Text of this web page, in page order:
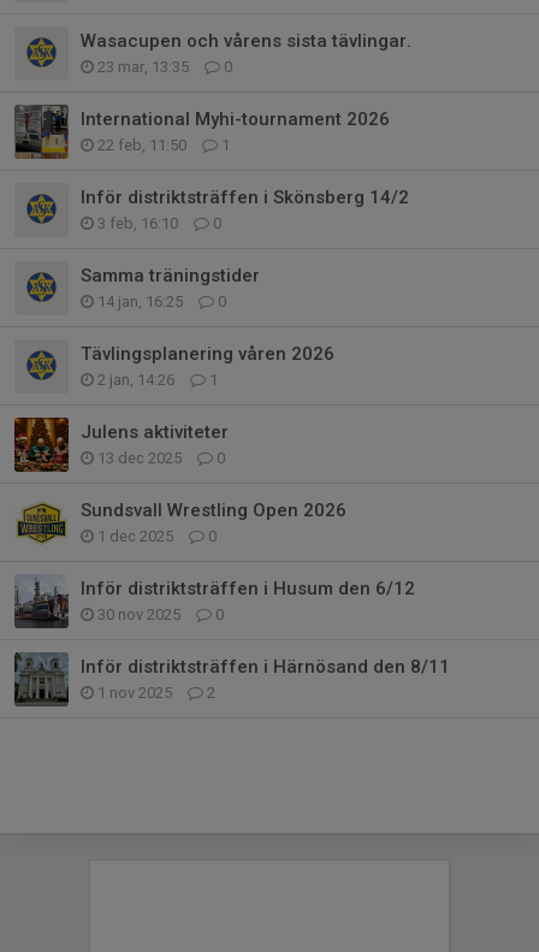
Wasacupen och vårens sista tävlingar.
23 mar, 13:35 0
International Myhi-tournament 2026
22 feb, 11:50 1
Inför distriktsträffen i Skönsberg 14/2
3 feb, 16:10 0
Samma träningstider
14 jan, 16:25 0
Tävlingsplanering våren 2026
2 jan, 14:26 1
Julens aktiviteter
13 dec 2025 0
Sundsvall Wrestling Open 2026
1 dec 2025 0
Inför distriktsträffen i Husum den 6/12
30 nov 2025 0
Inför distriktsträffen i Härnösand den 8/11
1 nov 2025 2